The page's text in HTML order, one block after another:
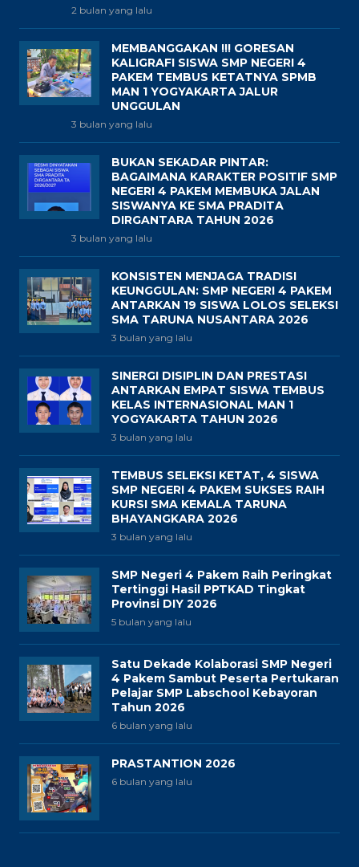
2 bulan yang lalu
MEMBANGGAKAN !!! GORESAN
KALIGRAFI SISWA SMP NEGERI 4
PAKEM TEMBUS KETATNYA SPMB
MAN 1 YOGYAKARTA JALUR
UNGGULAN
3 bulan yang lalu
BUKAN SEKADAR PINTAR:
BAGAIMANA KARAKTER POSITIF SMP
NEGERI 4 PAKEM MEMBUKA JALAN
SISWANYA KE SMA PRADITA
DIRGANTARA TAHUN 2026
3 bulan yang lalu
KONSISTEN MENJAGA TRADISI
KEUNGGULAN: SMP NEGERI 4 PAKEM
ANTARKAN 19 SISWA LOLOS SELEKSI
SMA TARUNA NUSANTARA 2026
3 bulan yang lalu
SINERGI DISIPLIN DAN PRESTASI
ANTARKAN EMPAT SISWA TEMBUS
KELAS INTERNASIONAL MAN 1
YOGYAKARTA TAHUN 2026
3 bulan yang lalu
TEMBUS SELEKSI KETAT, 4 SISWA
SMP NEGERI 4 PAKEM SUKSES RAIH
KURSI SMA KEMALA TARUNA
BHAYANGKARA 2026
3 bulan yang lalu
SMP Negeri 4 Pakem Raih Peringkat
Tertinggi Hasil PPTKAD Tingkat
Provinsi DIY 2026
5 bulan yang lalu
Satu Dekade Kolaborasi SMP Negeri
4 Pakem Sambut Peserta Pertukaran
Pelajar SMP Labschool Kebayoran
Tahun 2026
6 bulan yang lalu
PRASTANTION 2026
6 bulan yang lalu